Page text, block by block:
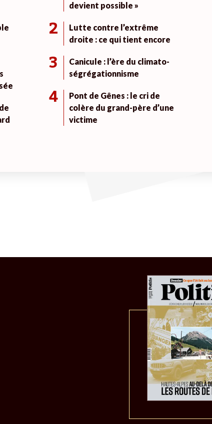
devient possible »
2
Lutte contre l’extrême
droite : ce qui tient encore
3
Canicule : l’ère du climato-
ségrégationnisme
4
Pont de Gênes : le cri de
colère du grand-père d’une
victime